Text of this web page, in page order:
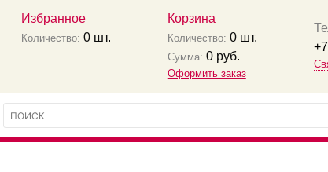
Избранное
Количество: 0шт.
Корзина
Количество: 0шт.
Сумма: 0руб.
Оформить заказ